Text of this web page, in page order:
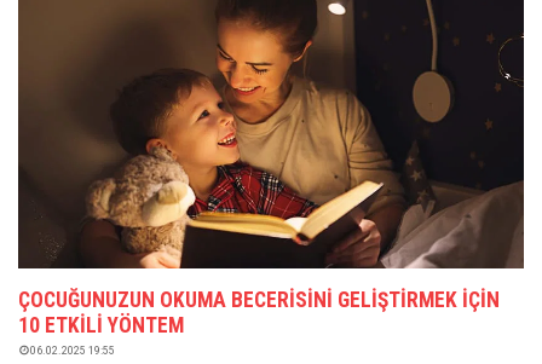
ÇOCUĞUNUZUN OKUMA BECERISINI GELIŞTIRMEK İÇIN
10 ETKILI YÖNTEM
06.02.2025 19:55